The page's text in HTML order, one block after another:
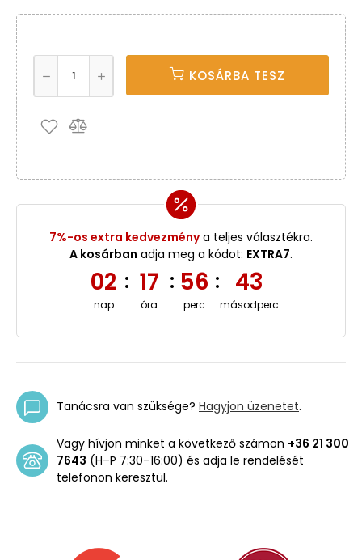
KOSÁRBA TESZ
7%-os extra kedvezménya teljes választékra.
A kosárban adja meg a kódot: EXTRA7.
02
nap
: 17
óra
: 56
perc
: 42
másodperc
Tanácsra van szüksége? Hagyjon üzenetet.
Vagy hívjon minket a következő számon +36 21 300
7643 (H–P 7:30–16:00) és adja le rendelését
telefonon keresztül.